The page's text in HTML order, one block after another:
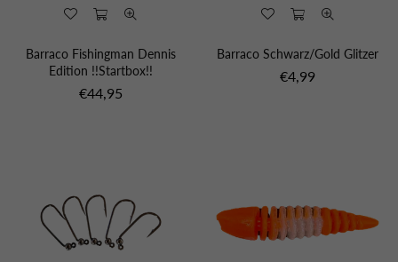
Barraco Fishingman Dennis
Edition !!Startbox!!
Normaler
€44,95
Barraco Schwarz/Gold Glitzer
Normaler
€4,99